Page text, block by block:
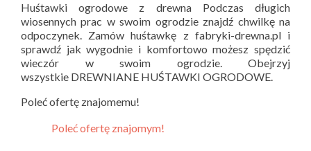
Huśtawki ogrodowe z drewna Podczas długich
wiosennych prac w swoim ogrodzie znajdź chwilkę na
odpoczynek. Zamów huśtawkę z fabryki-drewna.pl i
sprawdź jak wygodnie i komfortowo możesz spędzić
wieczór w swoim ogrodzie. Obejrzyj
wszystkie DREWNIANE HUŚTAWKI OGRODOWE.
Poleć ofertę znajomemu!
Poleć ofertę znajomym!